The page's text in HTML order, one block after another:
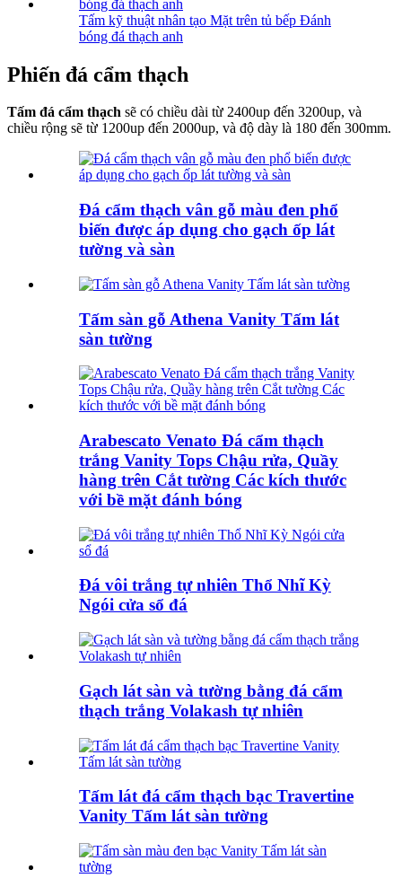
Tấm kỹ thuật nhân tạo Mặt trên tủ bếp Đánh
bóng đá thạch anh
Phiến đá cẩm thạch
Tấm đá cẩm thạch sẽ có chiều dài từ 2400up đến 3200up, và
chiều rộng sẽ từ 1200up đến 2000up, và độ dày là 180 đến 300mm.
Đá cẩm thạch vân gỗ màu đen phổ
biến được áp dụng cho gạch ốp lát
tường và sàn
Tấm sàn gỗ Athena Vanity Tấm lát
sàn tường
Arabescato Venato Đá cẩm thạch
trắng Vanity Tops Chậu rửa, Quầy
hàng trên Cắt tường Các kích thước
với bề mặt đánh bóng
Đá vôi trắng tự nhiên Thổ Nhĩ Kỳ
Ngói cửa sổ đá
Gạch lát sàn và tường bằng đá cẩm
thạch trắng Volakash tự nhiên
Tấm lát đá cẩm thạch bạc Travertine
Vanity Tấm lát sàn tường